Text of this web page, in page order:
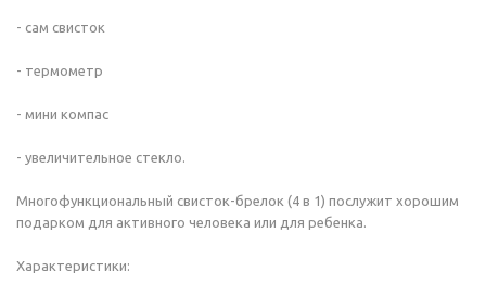
- сам свисток
- термометр
- мини компас
- увеличительное стекло.
Многофункциональный свисток-брелок (4 в 1) послужит хорошим
подарком для активного человека или для ребенка.
Характеристики: